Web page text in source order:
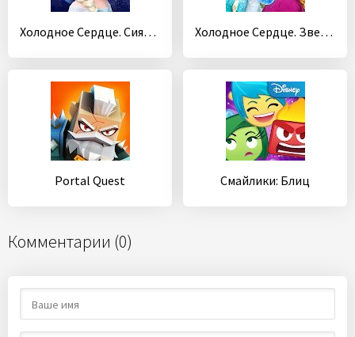
Холодное Сердце. Сияние Холодное Сердце. Звездопад
Portal Quest Смайлики: Блиц
Комментарии (0)